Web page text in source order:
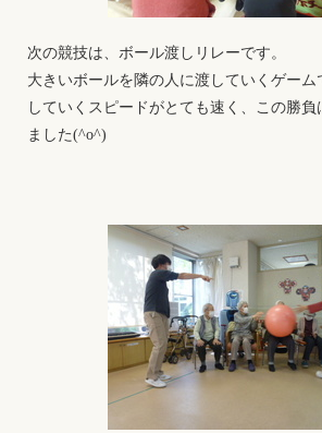
次の競技は、ボール渡しリレーです。
大きいボールを隣の人に渡していくゲー
していくスピードがとても速く、この勝負
ました(^o^)